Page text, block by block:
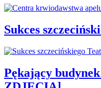
Sukces
Pękający